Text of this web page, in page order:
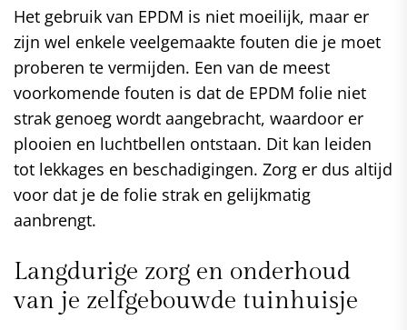
Het gebruik van EPDM is niet moeilijk, maar er
zijn wel enkele veelgemaakte fouten die je moet
proberen te vermijden. Een van de meest
voorkomende fouten is dat de EPDM folie niet
strak genoeg wordt aangebracht, waardoor er
plooien en luchtbellen ontstaan. Dit kan leiden
tot lekkages en beschadigingen. Zorg er dus altijd
voor dat je de folie strak en gelijkmatig
aanbrengt.
Langdurige zorg en onderhoud
van je zelfgebouwde tuinhuisje